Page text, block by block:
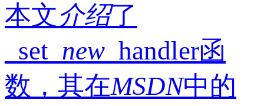
本文介绍了
_set_ new _handler函
数，其在MSDN中的